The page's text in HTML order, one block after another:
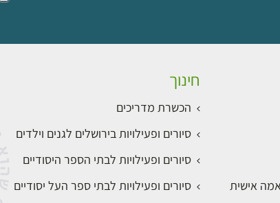
אישית
חינוך
הכשרת מדריכים
סיורים ופעילויות בירושלים לגנים וילדים
סיורים ופעילויות לבתי הספר היסודיים
סיורים ופעילויות לבתי ספר העל יסודיים